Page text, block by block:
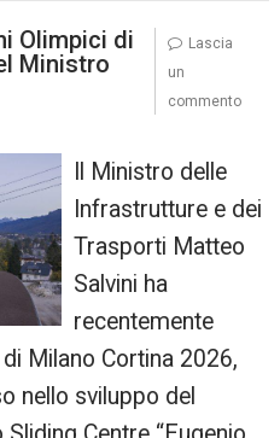
Olimpici di
Ministro
Il Ministro delle
Infrastrutture e dei
Trasporti Matteo
Salvini ha
recentemente
Milano Cortina 2026,
nello sviluppo del
Lascia
un
commento